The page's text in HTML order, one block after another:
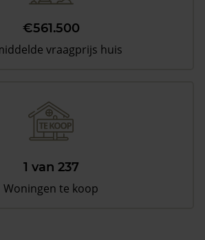
€561.500
vraagprijs huis
1 van 237
Woningen te koop